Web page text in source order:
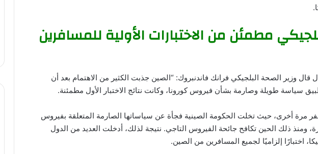
مطمئن من الاختبارات الأولية للمسافرين
قال وزير الصحة البلجيكي فرانك فاندنبروك: “الصين جذبت الكثير من الاهتمام بعد أن
سياسة طويلة وصارمة بشأن فيروس كورونا، وكانت نتائج الاختبار الأول مطمئنة.
مرة أخرى، حيث تخلت الحكومة الصينية فجأة عن سياساتها الصارمة المتعلقة بفيروس
ومنذ ذلك الحين تكافح جائحة الفيروس التاجي. نتيجة لذلك، أدخلت العديد من الدول
اختبارًا إلزاميًا لجميع المسافرين من الصين.